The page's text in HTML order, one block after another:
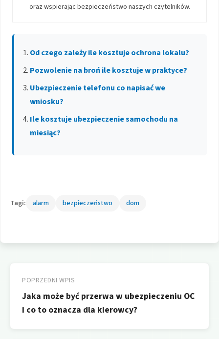
oraz wspierając bezpieczeństwo naszych czytelników.
Od czego zależy ile kosztuje ochrona lokalu?
Pozwolenie na broń ile kosztuje w praktyce?
Ubezpieczenie telefonu co napisać we
wniosku?
Ile kosztuje ubezpieczenie samochodu na
miesiąc?
Tagi: alarm bezpieczeństwo dom
wpisu
POPRZEDNI WPIS
Jaka może być przerwa w ubezpieczeniu OC
i co to oznacza dla kierowcy?